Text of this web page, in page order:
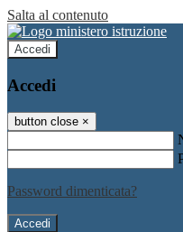
Salta al contenuto
Accedi
Accedi
button close ×
Password dimenticata?